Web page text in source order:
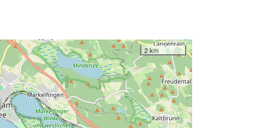
2 km